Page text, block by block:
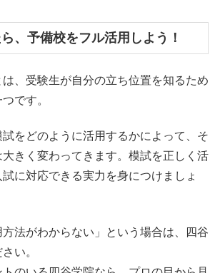
、予備校をフル活用しよう！
、受験生が自分の立ち位置を知るため
です。
試をどのように活用するかによって、そ
きく変わってきます。模試を正しく活
に対応できる実力を身につけましょ
方法がわからない」という場合は、四谷
い。